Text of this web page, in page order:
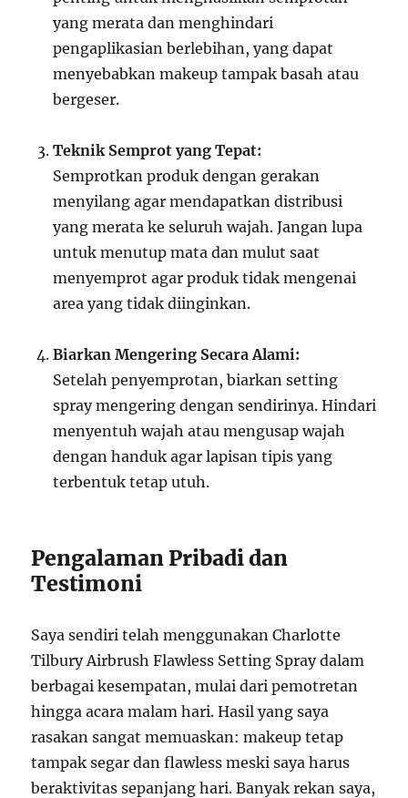
yang merata dan menghindari
pengaplikasian berlebihan, yang dapat
menyebabkan makeup tampak basah atau
bergeser.
Teknik Semprot yang Tepat:
Semprotkan produk dengan gerakan
menyilang agar mendapatkan distribusi
yang merata ke seluruh wajah. Jangan lupa
untuk menutup mata dan mulut saat
menyemprot agar produk tidak mengenai
area yang tidak diinginkan.
Biarkan Mengering Secara Alami:
Setelah penyemprotan, biarkan setting
spray mengering dengan sendirinya. Hindari
menyentuh wajah atau mengusap wajah
dengan handuk agar lapisan tipis yang
terbentuk tetap utuh.
Pengalaman Pribadi dan
Testimoni
Saya sendiri telah menggunakan Charlotte
Tilbury Airbrush Flawless Setting Spray dalam
berbagai kesempatan, mulai dari pemotretan
hingga acara malam hari. Hasil yang saya
rasakan sangat memuaskan: makeup tetap
tampak segar dan flawless meski saya harus
beraktivitas sepanjang hari. Banyak rekan saya,